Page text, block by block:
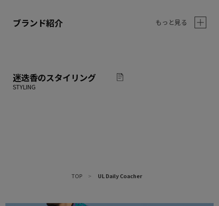
ブランド紹介 もっと見る
迷迭香のスタイリング
TOP > UL Daily Coacher